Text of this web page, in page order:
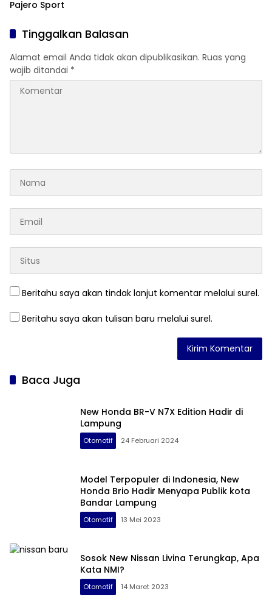
Pajero Sport
Tinggalkan Balasan
Alamat email Anda tidak akan dipublikasikan. Ruas yang
wajib ditandai *
Beritahu saya akan tindak lanjut komentar melalui surel.
Beritahu saya akan tulisan baru melalui surel.
Baca Juga
New Honda BR-V N7X Edition Hadir di
Lampung
Otomotif 24 Februari 2024
Model Terpopuler di Indonesia, New
Honda Brio Hadir Menyapa Publik kota
Bandar Lampung
Otomotif 13 Mei 2023
Sosok New Nissan Livina Terungkap, Apa
Kata NMI?
Otomotif 14 Maret 2023